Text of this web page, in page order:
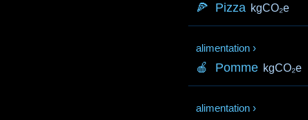
🍕 Pizza kgCO₂e
alimentation ›
🍎 Pomme kgCO₂e
alimentation ›